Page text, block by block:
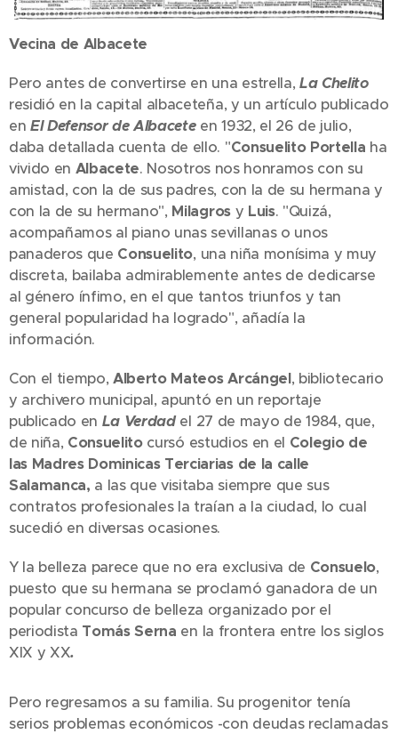
Vecina de Albacete
Pero antes de convertirse en una estrella, La Chelito
residió en la capital albaceteña, y un artículo publicado
en El Defensor de Albaceteen 1932, el 26 de julio,
daba detallada cuenta de ello. "Consuelito Portella ha
vivido en Albacete. Nosotros nos honramos con su
amistad, con la de sus padres, con la de su hermana y
con la de su hermano", Milagrosy Luis. "Quizá,
acompañamos al piano unas sevillanas o unos
panaderos que Consuelito, una niña monísima y muy
discreta, bailaba admirablemente antes de dedicarse
al género ínfimo, en el que tantos triunfos y tan
general popularidad ha logrado", añadía la
información.
Con el tiempo,Alberto Mateos Arcángel, bibliotecario
y archivero municipal, apuntó en un reportaje
publicado en La Verdadel 27 de mayo de 1984, que,
de niña, Consuelitocursó estudios en el Colegio de
las Madres Dominicas Terciarias de la calle
Salamanca, a las que visitaba siempre que sus
contratos profesionales la traían a la ciudad, lo cual
sucedió en diversas ocasiones.
Y la belleza parece que no era exclusiva de Consuelo,
puesto que su hermana se proclamó ganadora de un
popular concurso de belleza organizado por el
periodista Tomás Serna en la frontera entre los siglos
XIX y XX.
Pero regresamos a su familia. Su progenitor tenía
serios problemas económicos -con deudas reclamadas